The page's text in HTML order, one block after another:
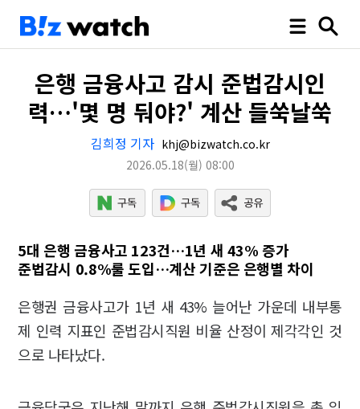
은행 금융사고 감시 준법감시인
력…'몇 명 둬야?' 계산 들쑥날쑥
김희정 기자 khj@bizwatch.co.kr
2026.05.18(월) 08:00
5대 은행 금융사고 123건…1년 새 43% 증가
준법감시 0.8%룰 도입…계산 기준은 은행별 차이
은행권 금융사고가 1년 새 43% 늘어난 가운데 내부통
제 인력 지표인 준법감시직원 비율 산정이 제각각인 것
으로 나타났다.